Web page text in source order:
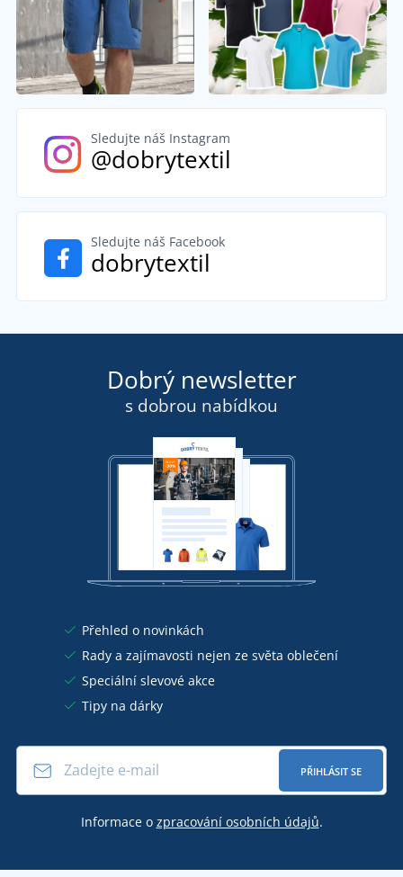
Sledujte náš Instagram
@dobrytextil
Sledujte náš Facebook
dobrytextil
Dobrý newsletter
s dobrou nabídkou
Přehled o novinkách
Rady a zajímavosti nejen ze světa oblečení
Speciální slevové akce
Tipy na dárky
PŘIHLÁSIT SE
Informace o zpracování osobních údajů.